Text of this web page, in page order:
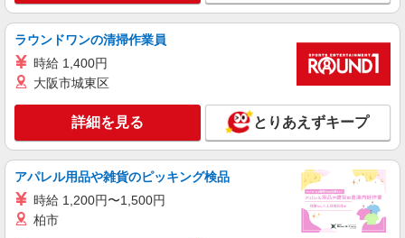
ラウンドワンの清掃作業員
時給 1,400円
大阪市城東区
詳細を見る とりあえずキープ
アパレル用品や雑貨のピッキング検品
時給 1,200円〜1,500円
柏市